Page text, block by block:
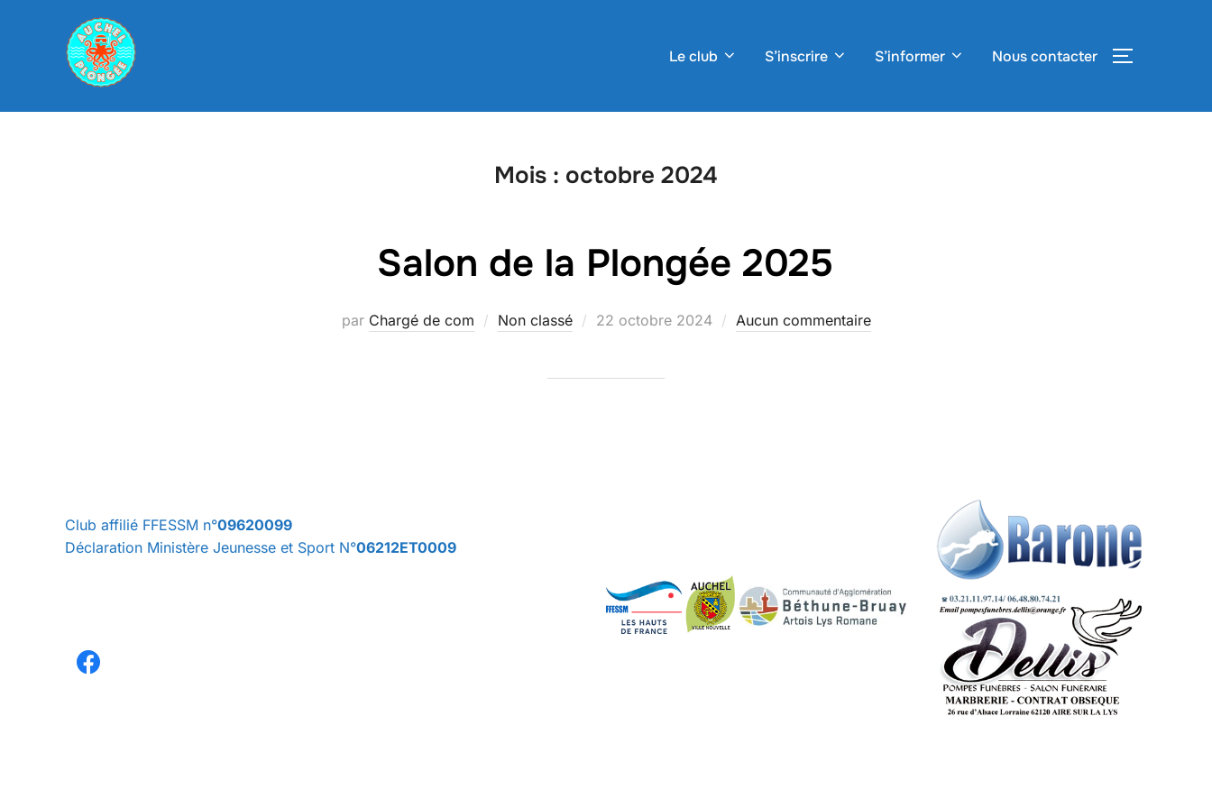
Le club S’inscrire S’informer Nous contacter
Mois : octobre 2024
Salon de la Plongée 2025
par Chargé de com Non classé
Publié
22 octobre 2024 Aucun commentaire
Club affilié FFESSM n°09620099
Déclaration Ministère Jeunesse et Sport N°06212ET0009